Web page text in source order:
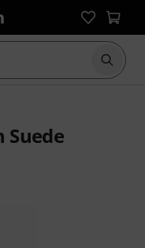
Start
Suede
26 kundebedømmelser